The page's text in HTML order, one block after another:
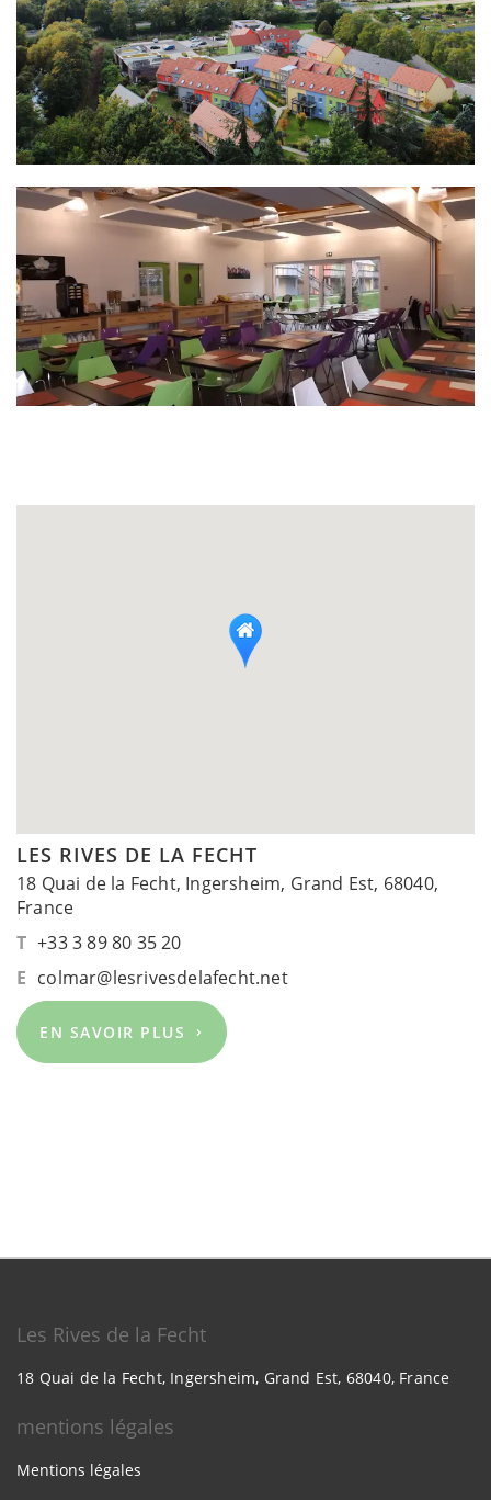
LES RIVES DE LA FECHT
18 Quai de la Fecht, Ingersheim, Grand Est, 68040,
France
T +33 3 89 80 35 20
E colmar@lesrivesdelafecht.net
EN SAVOIR PLUS
Les Rives de la Fecht
18 Quai de la Fecht, Ingersheim, Grand Est, 68040, France
mentions légales
Mentions légales